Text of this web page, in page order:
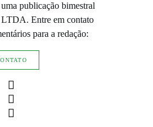
publicação bimestral
Entre em contato
para a redação: